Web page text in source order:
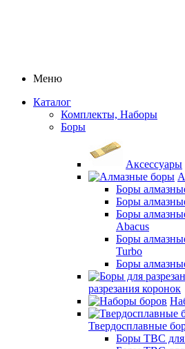
Меню
Каталог
Комплекты, Наборы
Боры
Аксессуары
Боры
Боры
Боры
Abacus
Боры
Turbo
Боры
разрезания коронок
Твердосплавные
Боры ТВС